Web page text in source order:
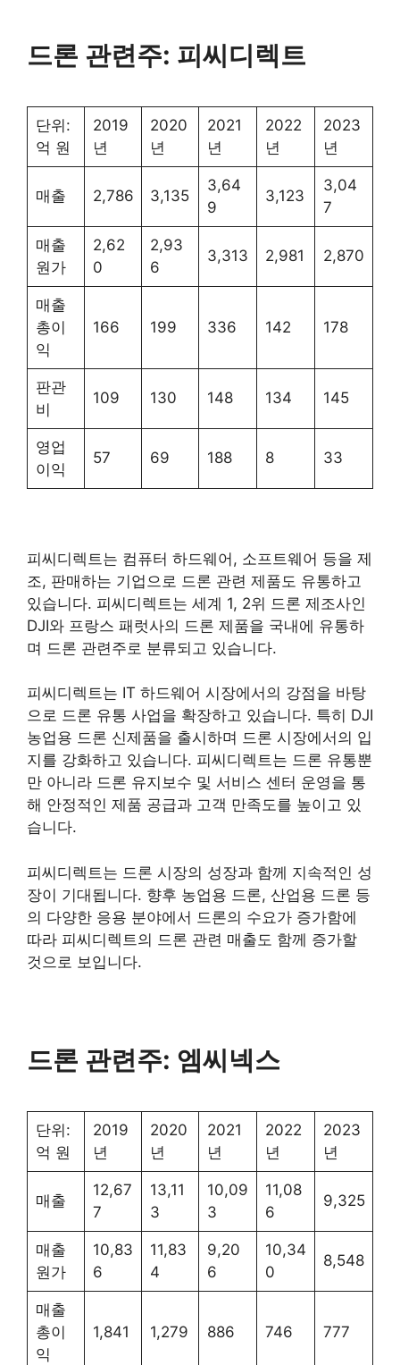
드론 관련주: 피씨디렉트
단위:
억 원
2019
년
2020
년
2021
년
2022
년
2023
년
매출 2,786 3,135
3,64
9
3,123
3,04
7
매출
원가
2,62
0
2,93
6
3,313 2,981 2,870
매출
총이
익
166 199 336 142 178
판관
비
109 130 148 134 145
영업
이익
57 69 188 8 33
피씨디렉트는 컴퓨터 하드웨어, 소프트웨어 등을 제
조, 판매하는 기업으로 드론 관련 제품도 유통하고
있습니다. 피씨디렉트는 세계 1, 2위 드론 제조사인
DJI와 프랑스 패럿사의 드론 제품을 국내에 유통하
며 드론 관련주로 분류되고 있습니다​​.
피씨디렉트는 IT 하드웨어 시장에서의 강점을 바탕
으로 드론 유통 사업을 확장하고 있습니다. 특히 DJI
농업용 드론 신제품을 출시하며 드론 시장에서의 입
지를 강화하고 있습니다. 피씨디렉트는 드론 유통뿐
만 아니라 드론 유지보수 및 서비스 센터 운영을 통
해 안정적인 제품 공급과 고객 만족도를 높이고 있
습니다​​.
피씨디렉트는 드론 시장의 성장과 함께 지속적인 성
장이 기대됩니다. 향후 농업용 드론, 산업용 드론 등
의 다양한 응용 분야에서 드론의 수요가 증가함에
따라 피씨디렉트의 드론 관련 매출도 함께 증가할
것으로 보입니다.
드론 관련주: 엠씨넥스
단위:
억 원
2019
년
2020
년
2021
년
2022
년
2023
년
매출
12,67
7
13,11
3
10,09
3
11,08
6
9,325
매출
원가
10,83
6
11,83
4
9,20
6
10,34
0
8,548
매출
총이
익
1,841 1,279 886 746 777